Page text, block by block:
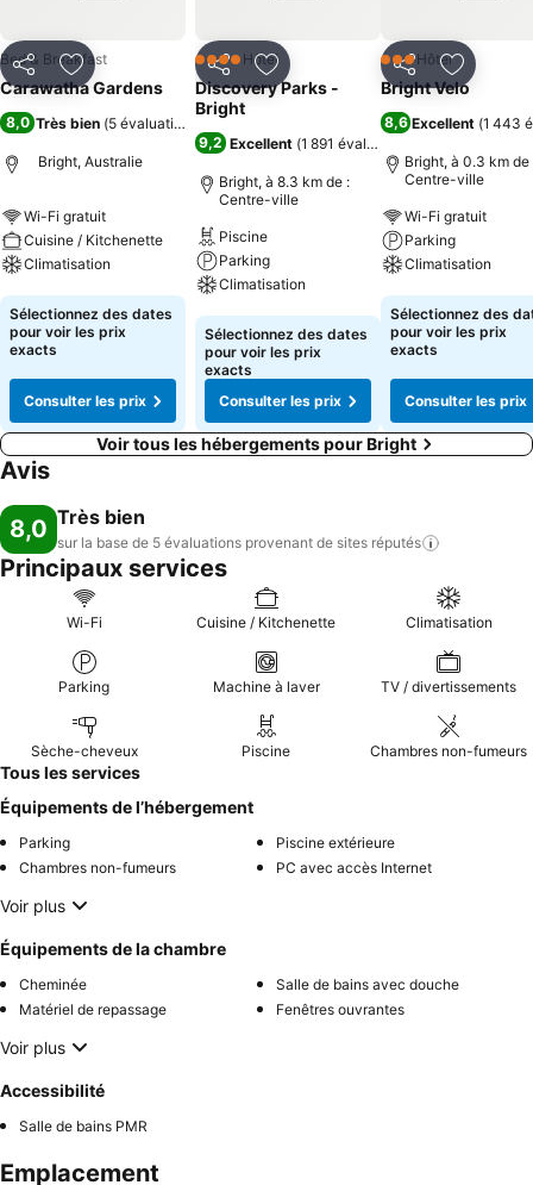
PartagerAjouter à mes favoris
Bed & Breakfast
Carawatha Gardens
8,0 Très bien (5 évaluations
Bright, Australie
Wi-Fi gratuit
Cuisine / Kitchenette
Climatisation
Consulter les prix
Sélectionnez des dates
pour voir les prix
exacts
Consulter les prix
PartagerAjouter à mes favoris
4 ÉtoilesHôtel
Discovery Parks -
Bright
9,2 Excellent (1 891 évaluations
Bright, à 8.3 km de :
Centre-ville
Piscine
Parking
Climatisation
Consulter les prix
Sélectionnez des dates
pour voir les prix
exacts
Consulter les prix
PartagerAjouter
3 ÉtoilesHôtel
Bright Velo
8,6 Excellent (1 443
Bright, à 0.3 km de
Centre-ville
Wi-Fi gratuit
Parking
Climatisation
Consulter les
Sélectionnez des
pour voir les prix
exacts
Consulter les prix
Voir tous les hébergements pour Bright
Avis
8,0 Très bien
sur la base de 5 évaluations provenant de sites réputés
Principaux services
Wi-Fi Cuisine / Kitchenette Climatisation
Parking Machine à laver TV / divertissements
Sèche-cheveux Piscine Chambres non-fumeurs
Tous les services
Équipements de l’hébergement
Parking
Piscine extérieure
Chambres non-fumeurs
PC avec accès Internet
Voir plus
Équipements de la chambre
Cheminée
Salle de bains avec douche
Matériel de repassage
Fenêtres ouvrantes
Voir plus
Accessibilité
Salle de bains PMR
Emplacement